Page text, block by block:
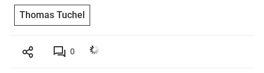
Thomas Tuchel
0